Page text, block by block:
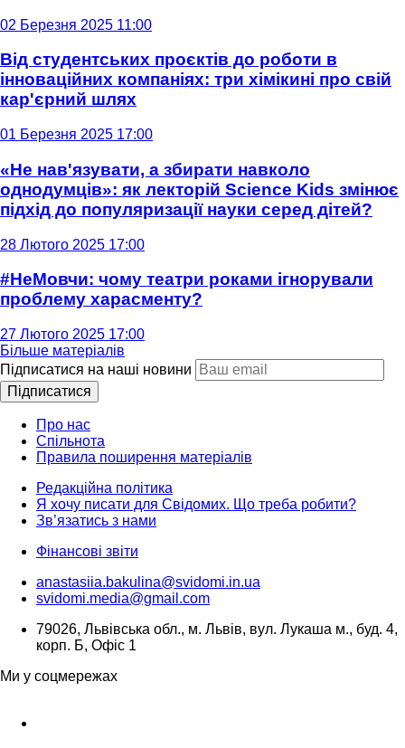
02 Березня 2025 11:00
Від студентських проєктів до роботи в
інноваційних компаніях: три хімікині про свій
кар'єрний шлях
01 Березня 2025 17:00
«Не нав'язувати, а збирати навколо
однодумців»: як лекторій Science Kids змінює
підхід до популяризації науки серед дітей?
28 Лютого 2025 17:00
#НеМовчи: чому театри роками ігнорували
проблему харасменту?
27 Лютого 2025 17:00
Більше матеріалів
Підписатися на наші новини
Підписатися
Про нас
Спільнота
Правила поширення матеріалів
Редакційна політика
Я хочу писати для Свідомих. Що треба робити?
Зв’язатись з нами
Фінансові звіти
anastasiia.bakulina@svidomi.in.ua
svidomi.media@gmail.com
79026, Львівська обл., м. Львів, вул. Лукаша м., буд. 4,
корп. Б, Офіс 1
Ми у соцмережах